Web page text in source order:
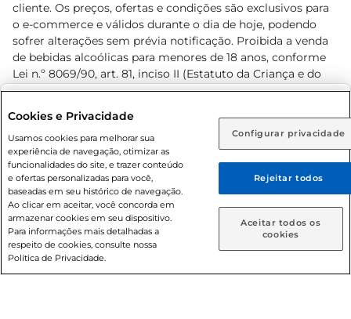
Rio de Janeiro (RJ) Goiás (GO)
Ou
Caso queira comprar online, informe como deseja receber
suas compras:
Entrega em casa Retire em Loja
cliente. Os preços, ofertas e condições são exclusivos para
o e-commerce e válidos durante o dia de hoje, podendo
sofrer alterações sem prévia notificação. Proibida a venda
de bebidas alcoólicas para menores de 18 anos, conforme
Lei n.º 8069/90, art. 81, inciso II (Estatuto da Criança e do
Adolescente). Preços e condições exclusivos para o
prévio. O valor mínimo para as compras on-line é de R$
80,00.
© 2026 Copyright. Todos os direitos
reservados Prezunic.
Cookies e Privacidade
Usamos cookies para melhorar sua
experiência de navegação, otimizar as
funcionalidades do site, e trazer conteúdo
e ofertas personalizadas para você,
baseadas em seu histórico de navegação.
Ao clicar em aceitar, você concorda em
armazenar cookies em seu dispositivo.
Para informações mais detalhadas a
respeito de cookies, consulte nossa
Política de Privacidade.
Configurar privacidade
Rejeitar todos
Aceitar todos os
cookies